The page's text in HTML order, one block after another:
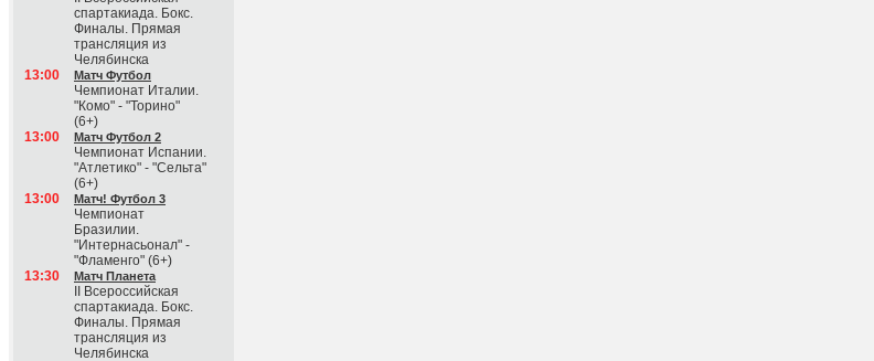
спартакиада. Бокс.
Финалы. Прямая
трансляция из
Челябинска
13:00
Матч Футбол
Чемпионат Италии.
"Комо" - "Торино"
(6+)
13:00
Матч Футбол 2
Чемпионат Испании.
"Атлетико" - "Сельта"
(6+)
13:00
Матч! Футбол 3
Чемпионат
Бразилии.
"Интернасьонал" -
"Фламенго" (6+)
13:30
Матч Планета
II Всероссийская
спартакиада. Бокс.
Финалы. Прямая
трансляция из
Челябинска